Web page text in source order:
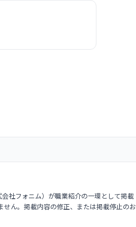
社フォニム）が職業紹介の一環として掲載
ん。掲載内容の修正、または掲載停止のお